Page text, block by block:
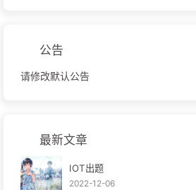
公告
请修改默认公告
最新文章
IOT出题
2022-12-06